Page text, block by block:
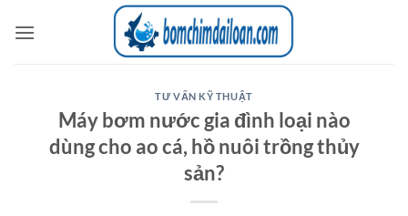
qua
TƯ VẤN KỸ THUẬT
Máy bơm nước gia đình loại nào
dùng cho ao cá, hồ nuôi trồng thủy
sản?